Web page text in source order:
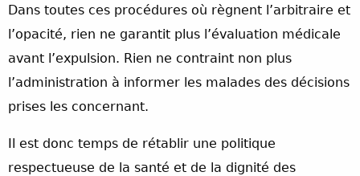
Dans toutes ces procédures où règnent l’arbitraire et
l’opacité, rien ne garantit plus l’évaluation médicale
avant l’expulsion. Rien ne contraint non plus
l’administration à informer les malades des décisions
prises les concernant.
Il est donc temps de rétablir une politique
respectueuse de la santé et de la dignité des